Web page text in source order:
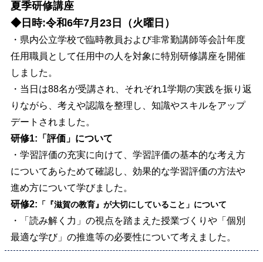
夏季研修講座
◆日時:令和6年7月23日（火曜日）
・県内公立学校で臨時教員および非常勤講師等会計年度
任用職員として任用中の人を対象に特別研修講座を開催
しました。
・当日は88名が受講され、それぞれ1学期の実践を振り返
り ながら、考えや認識を整理し、知識やスキルをアップ
デートされました。
研修1:「評価」について
・学習評価の充実に向けて、学習評価の基本的な考え方
についてあらためて確認し、効果的な学習評価の方法や
進め方について学びました。
研修2: 「『滋賀の教育』が大切にしていること」について
・
「読み解く力」の視点を踏まえた授業づくりや「個別
最適な学び」の推進等の必要性について考えました。